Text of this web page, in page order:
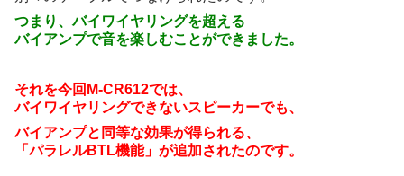
つまり、バイワイヤリングを超える
バイアンプで音を楽しむことができました。
それを今回M-CR612では、
バイワイヤリングできないスピーカーでも、
バイアンプと同等な効果が得られる、
「パラレルBTL機能」が追加されたのです。